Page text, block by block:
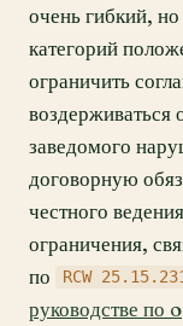
очень гибкий,
категорий
ограничить
заведомого
договорную
честного
ограничения,
по
RCW
руководстве